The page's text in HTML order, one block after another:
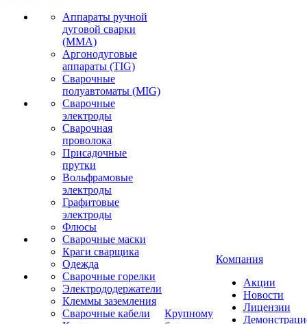
Аппараты ручной
дуговой сварки
(MMA)
Аргонодуговые
аппараты (TIG)
Сварочные
полуавтоматы (MIG)
Сварочные
электроды
Сварочная
проволока
Присадочные
прутки
Вольфрамовые
электроды
Графитовые
электроды
Флюсы
Сварочные маски
Краги сварщика
Одежда
Сварочные горелки
Электрододержатели
Клеммы заземления
Сварочные кабели
Крупному
Компания
Акции
Новости
Лицензии